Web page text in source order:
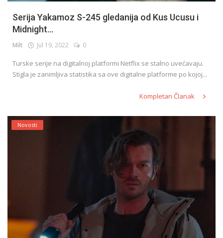
Serija Yakamoz S-245 gledanija od Kus Ucusu i
Midnight...
Milt Jul 19, 2022 0
Turske serije na digitalnoj platformi Netflix se stalno uvećavaju.
Stigla je zanimljiva statistika sa ove digitalne platforme po kojoj...
Kompletan Članak
Novosti